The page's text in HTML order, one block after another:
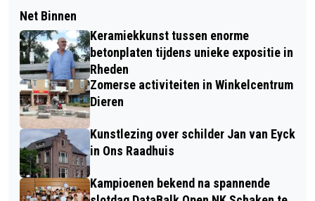
Net Binnen
Keramiekkunst tussen enorme
betonplaten tijdens unieke expositie in
Rheden
Zomerse activiteiten in Winkelcentrum
Dieren
Kunstlezing over schilder Jan van Eyck
in Ons Raadhuis
Kampioenen bekend na spannende